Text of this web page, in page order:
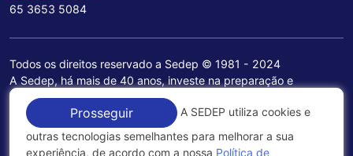
65 3653 5084
Todos os direitos reservado a Sedep © 1981 - 2024
A Sedep, há mais de 40 anos, investe na preparação e
treinamento de funcionários e na aquisição de tecnologia de
ponta para a ampliação de seu portfólio de serviços voltados
para a área jurídica, que contemplam informações seguras e
excelentes soluções empresariais.
Prosseguir
A SEDEP utiliza cookies e
outras tecnologias semelhantes para melhorar a sua
experiência, de acordo com a nossa Política de